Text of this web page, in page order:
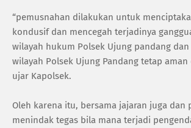
“pemusnahan dilakukan untuk
kondusif dan mencegah terjadinya
wilayah hukum Polsek Ujung pandang
wilayah Polsek Ujung Pandang tetap
ujar Kapolsek.
Oleh karena itu, bersama jajaran juga dan
menindak tegas bila mana terjadi